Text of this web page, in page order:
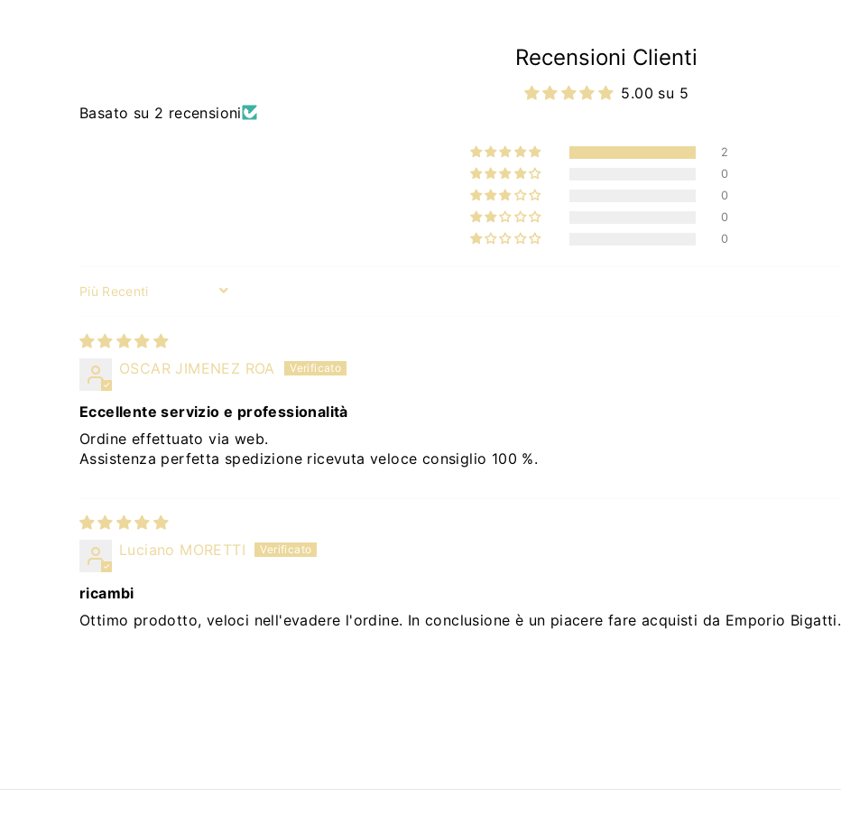
Recensioni Clienti
5.00 su 5
Basato su 2 recensioni
2
0
0
0
0
Sort by
OSCAR JIMENEZ ROA
Eccellente servizio e professionalità
Ordine effettuato via web.
Assistenza perfetta spedizione ricevuta veloce consiglio 100 %.
Luciano MORETTI
ricambi
Ottimo prodotto, veloci nell'evadere l'ordine. In conclusione è un piacere fare acquisti da Emporio Bigatti.